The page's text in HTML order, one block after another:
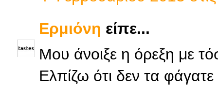
Ερμιόνη είπε...
Μου άνοιξε η όρεξη με
Ελπίζω ότι δεν τα